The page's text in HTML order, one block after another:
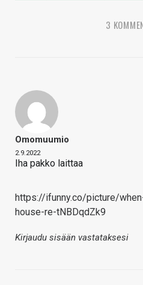
3
Omomuumio
2.9.2022
Iha pakko laittaa
https://ifunny.co/picture/
house-re-tNBDqdZk9
Kirjaudu sisään vastataksesi